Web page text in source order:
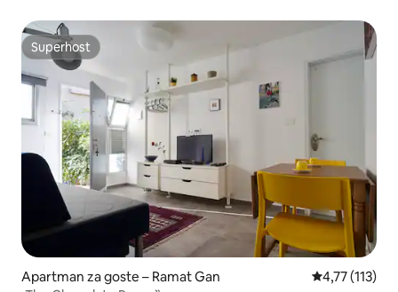
Superhost
Superhost
Apartman za goste – Ramat Gan Prosječna
4,77 (113)